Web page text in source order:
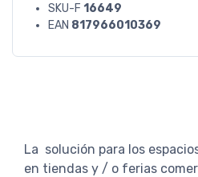
SKU-F 16649
EAN 817966010369
La solución para los
en tiendas y / o ferias